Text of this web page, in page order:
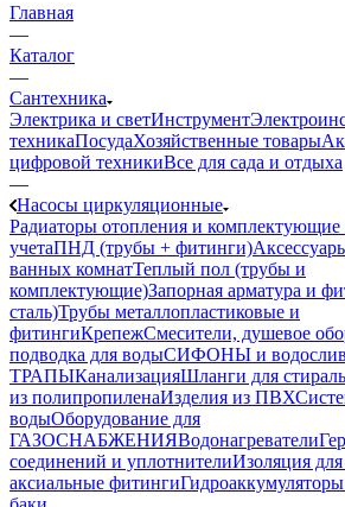
Главная
—
Каталог
—
Сантехника
Электрика и светИнструмент
техникаПосудаХозяйственные товары
цифровой техникиВсе для сада и отдыха
—
Насосы циркуляционные
Радиаторы отопления и
учетаПНД (трубы + фитинги)
ванных комнатТеплый пол (трубы и
комплектующие)Запорная арматура и
сталь)Трубы металлопластиковые и
фитингиКрепежСмесители, душевое
подводка для водыСИФОНЫ и
ТРАПЫКанализацияШланги для
из полипропиленаИзделия из ПВХ
водыОборудование для
ГАЗОСНАБЖЕНИЯВодонагреватели
соединений и уплотнителиИзоляция
аксиальные фитинги